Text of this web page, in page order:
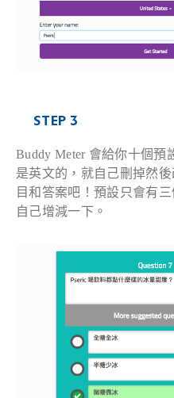
STEP 3
Buddy Meter 會給你十個預
是英文的，就自己刪掉然
目和答案吧！預設只會有
自己增減一下。